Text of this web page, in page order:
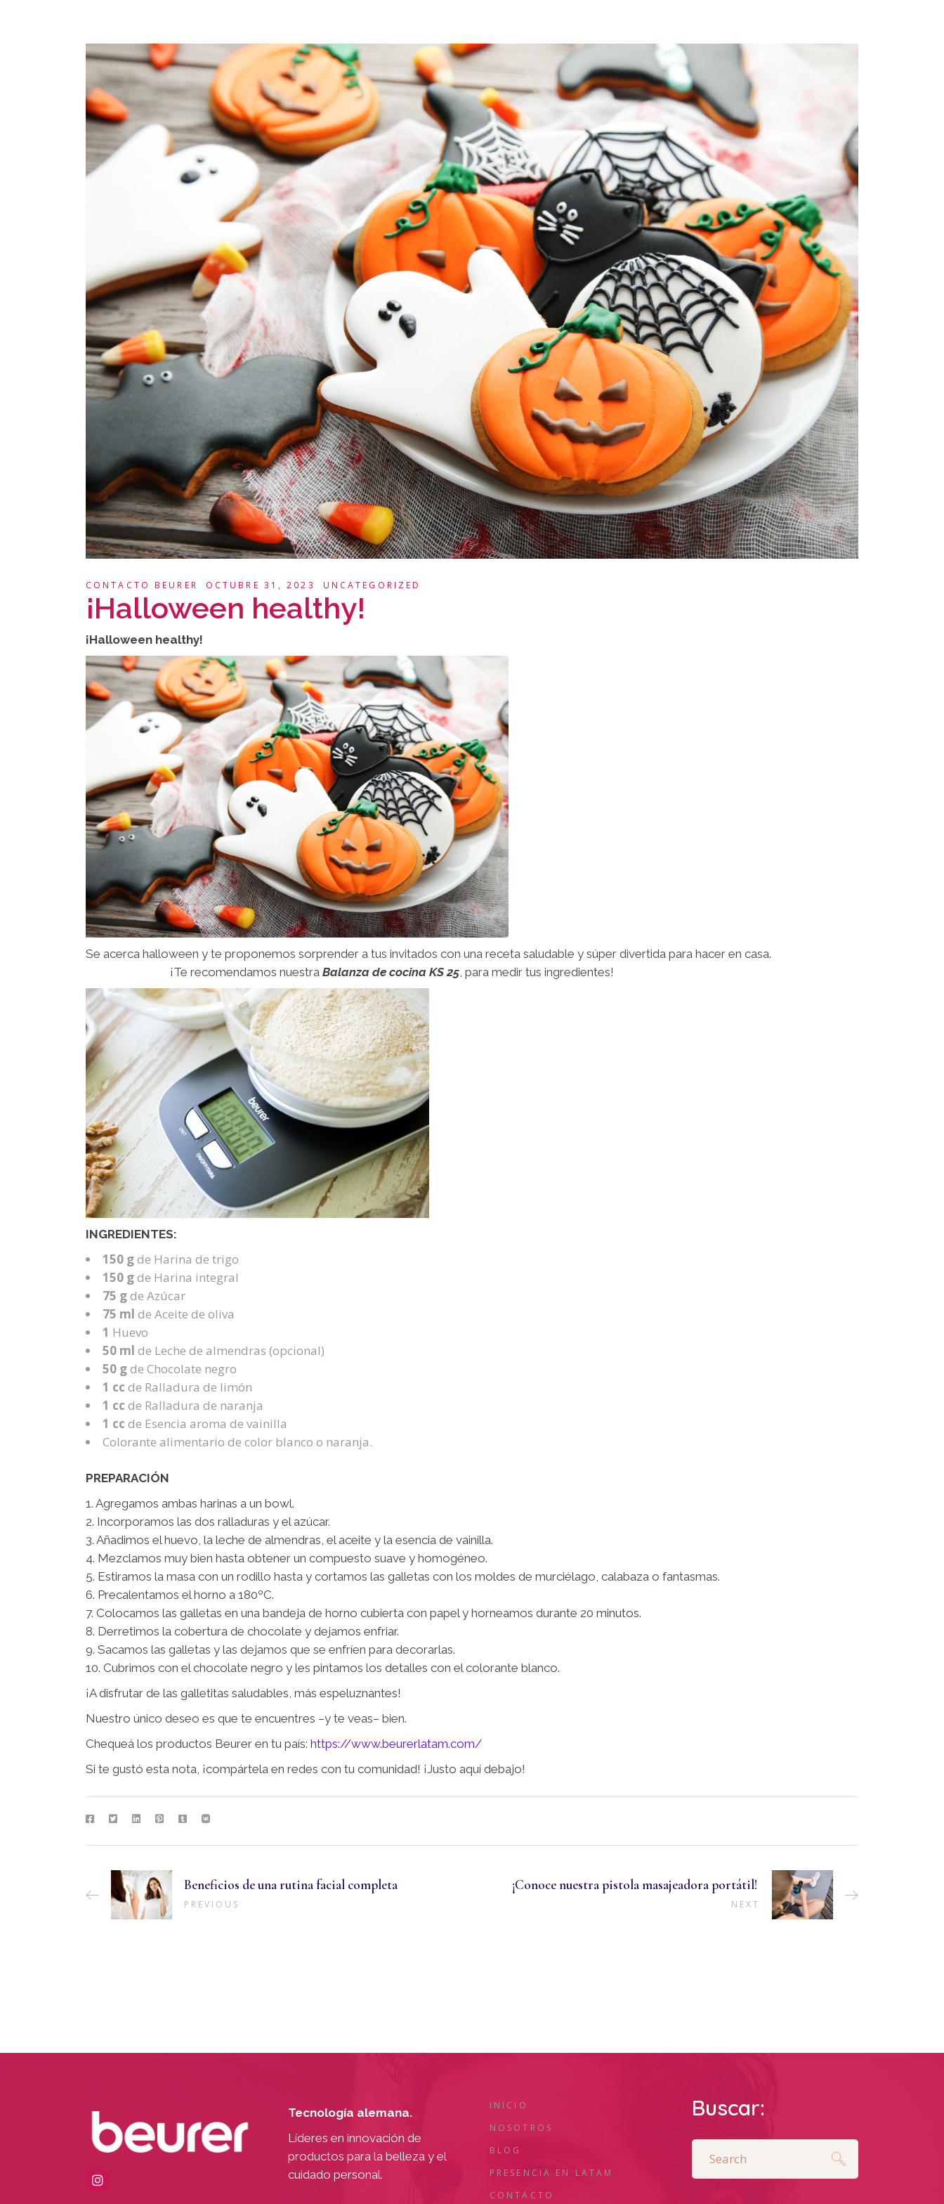
CONTACTO BEURER OCTUBRE 31, 2023 UNCATEGORIZED
¡Halloween healthy!
¡Halloween healthy!
Se acerca halloween y te proponemos sorprender a tus invitados con una receta saludable y súper divertida para hacer en casa.
¡Te recomendamos nuestra Balanza de cocina KS 25, para medir tus ingredientes!
INGREDIENTES:
150 gde Harina de trigo
150 gde Harina integral
75 gde Azúcar
75 ml de Aceite de oliva
1 Huevo
50 ml de Leche de almendras (opcional)
50 gde Chocolate negro
1 cc de Ralladura de limón
1 cc de Ralladura de naranja
1 cc de Esencia aroma de vainilla
Colorante alimentario de color blanco o naranja.
PREPARACIÓN
1. Agregamos ambas harinas a un bowl.
2. Incorporamos las dos ralladuras y el azúcar.
3. Añadimos el huevo, la leche de almendras, el aceite y la esencia de vainilla.
4. Mezclamos muy bien hasta obtener un compuesto suave y homogéneo.
5. Estiramos la masa con un rodillo hasta y cortamos las galletas con los moldes de murciélago, calabaza o fantasmas.
6. Precalentamos el horno a 180ºC.
7. Colocamos las galletas en una bandeja de horno cubierta con papel y horneamos durante 20 minutos.
8. Derretimos la cobertura de chocolate y dejamos enfriar.
9. Sacamos las galletas y las dejamos que se enfríen para decorarlas.
10. Cubrimos con el chocolate negro y les pintamos los detalles con el colorante blanco.
¡A disfrutar de las galletitas saludables, más espeluznantes!
Nuestro único deseo es que te encuentres –y te veas– bien.
Chequeá los productos Beurer en tu país: https://www.beurerlatam.com/
Si te gustó esta nota, ¡compártela en redes con tu comunidad! ¡Justo aquí debajo!
Beneficios de una rutina facial completa
PREVIOUS
¡Conoce nuestra pistola masajeadora portátil!
NEXT
Tecnología alemana.
Líderes en innovación de
productos para la belleza y el
cuidado personal.
INICIO
NOSOTROS
BLOG
PRESENCIA EN LATAM
CONTACTO
Buscar:
Search
for: